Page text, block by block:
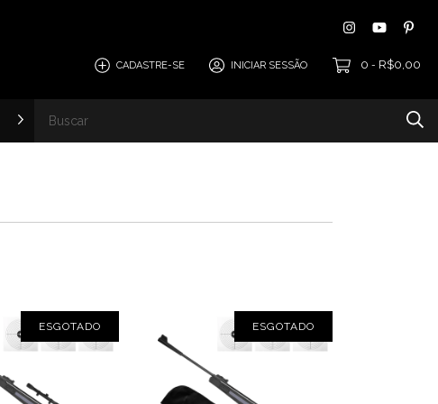
CADASTRE-SE INICIAR SESSÃO 0 - R$0,00
Térmicos
ESGOTADO ESGOTADO